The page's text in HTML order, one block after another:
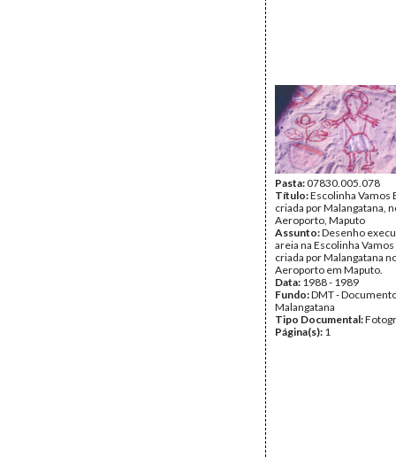
Pasta:07830.005.078
Título:Escolinha Vamos
criada por Malangatana,
Aeroporto, Maputo
Assunto:Desenho
areia na Escolinha
criada por Malangatana
Aeroporto em Maputo.
Data: 1988 - 1989
Fundo:DMT -
Malangatana
Tipo Documental:
Página(s): 1